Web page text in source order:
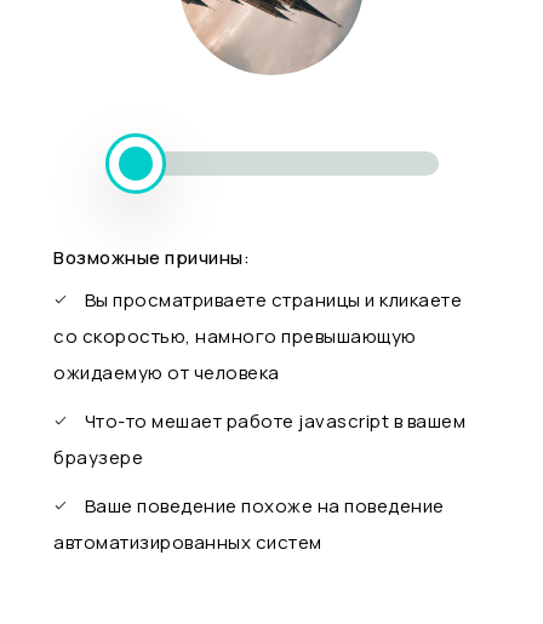
Возможные причины:
Вы просматриваете страницы и кликаете
со скоростью, намного превышающую
ожидаемую от человека
Что-то мешает работе javascript в вашем
браузере
Ваше поведение похоже на поведение
автоматизированных систем